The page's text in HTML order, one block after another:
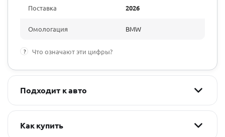
Поставка 2026
Омологация BMW
? Что означают эти цифры?
Подходит к авто
Как купить